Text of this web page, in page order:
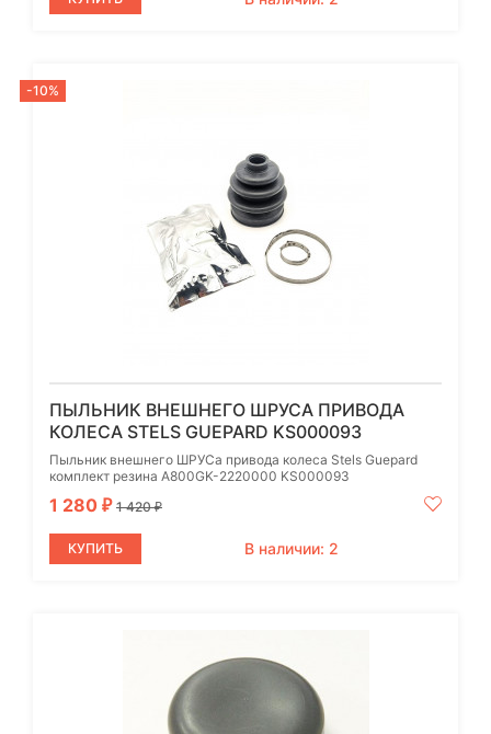
-10%
ПЫЛЬНИК ВНЕШНЕГО ШРУСА ПРИВОДА
КОЛЕСА STELS GUEPARD KS000093
Пыльник внешнего ШРУСа привода колеса Stels Guepard
комплект резина A800GK-2220000 KS000093
1 280 ₽ 1 420₽
КУПИТЬ В наличии: 2